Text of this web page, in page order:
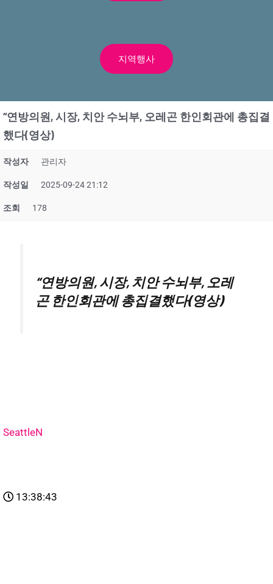
지역행사
“연방의원, 시장, 치안 수뇌부, 오레곤 한인회관에 총집결
했다(영상)
작성자 관리자
작성일 2025-09-24 21:12
조회 178
“연방의원, 시장, 치안 수뇌부, 오레
곤 한인회관에 총집결했다(영상)
SeattleN
13:38:43